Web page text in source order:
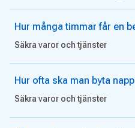
Hur många timmar får en
Säkra varor och tjänster
Hur ofta ska man byta
Säkra varor och tjänster